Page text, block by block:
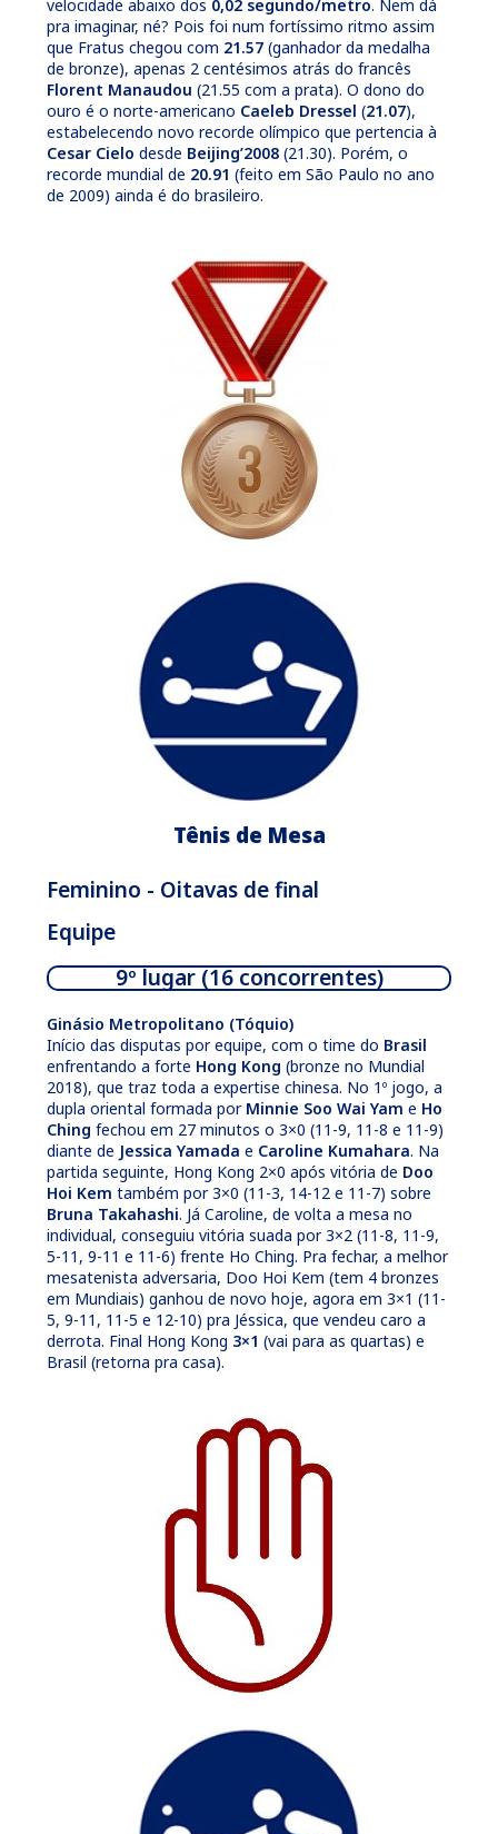
velocidade abaixo dos 0,02 segundo/metro. Nem dá
pra imaginar, né? Pois foi num fortíssimo ritmo assim
que Fratus chegou com 21.57 (ganhador da medalha
de bronze), apenas 2 centésimos atrás do francês
Florent Manaudou (21.55 com a prata). O dono do
ouro é o norte-americano Caeleb Dressel (21.07),
estabelecendo novo recorde olímpico que pertencia à
Cesar Cielo desde Beijing’2008 (21.30). Porém, o
recorde mundial de 20.91 (feito em São Paulo no ano
de 2009) ainda é do brasileiro.
Tênis de Mesa
Feminino - Oitavas de final
Equipe
9º lugar (16 concorrentes)
Ginásio Metropolitano (Tóquio)
Início das disputas por equipe, com o time do Brasil
enfrentando a forte Hong Kong (bronze no Mundial
2018), que traz toda a expertise chinesa. No 1º jogo, a
dupla oriental formada por Minnie Soo Wai Yam e Ho
Ching fechou em 27 minutos o 3×0 (11-9, 11-8 e 11-9)
diante de Jessica Yamada e Caroline Kumahara. Na
partida seguinte, Hong Kong 2×0 após vitória de Doo
Hoi Kem também por 3×0 (11-3, 14-12 e 11-7) sobre
Bruna Takahashi. Já Caroline, de volta a mesa no
individual, conseguiu vitória suada por 3×2 (11-8, 11-9,
5-11, 9-11 e 11-6) frente Ho Ching. Pra fechar, a melhor
mesatenista adversaria, Doo Hoi Kem (tem 4 bronzes
em Mundiais) ganhou de novo hoje, agora em 3×1 (11-
5, 9-11, 11-5 e 12-10) pra Jéssica, que vendeu caro a
derrota. Final Hong Kong 3×1 (vai para as quartas) e
Brasil (retorna pra casa).